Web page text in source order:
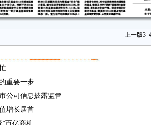
上一版3 4
重要一步
公司信息披露监管
增长居首
”百亿商机